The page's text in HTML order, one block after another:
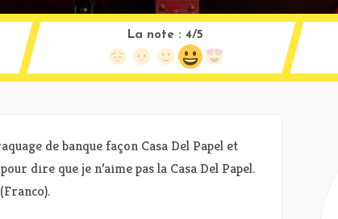
La note : 4/5
de banque façon Casa Del Papel et
dire que je n’aime pas la Casa Del Papel.